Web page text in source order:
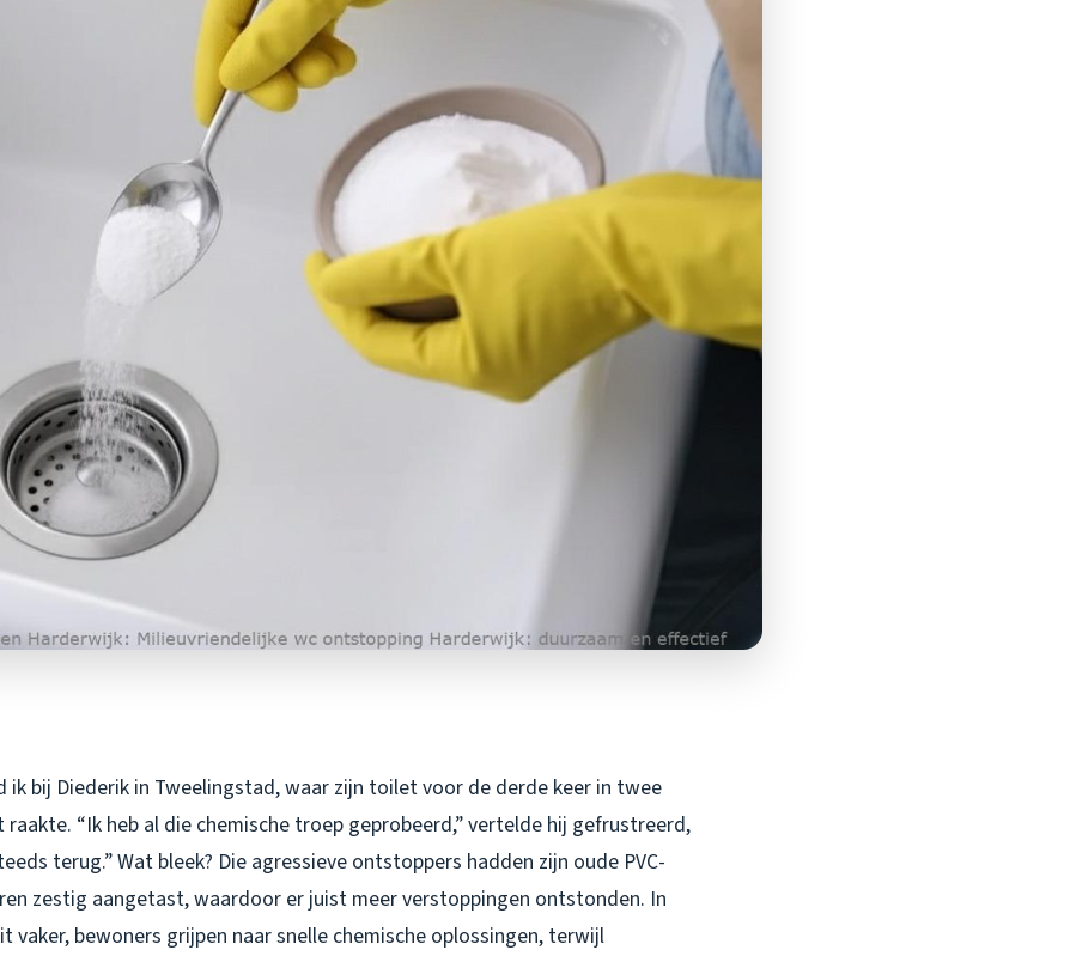
ik bij Diederik in Tweelingstad, waar zijn toilet voor de derde keer in twee
“Ik heb al die chemische troep geprobeerd,” vertelde hij gefrustreerd,
terug.” Wat bleek? Die agressieve ontstoppers hadden zijn oude PVC-
zestig aangetast, waardoor er juist meer verstoppingen ontstonden. In
vaker, bewoners grijpen naar snelle chemische oplossingen, terwijl